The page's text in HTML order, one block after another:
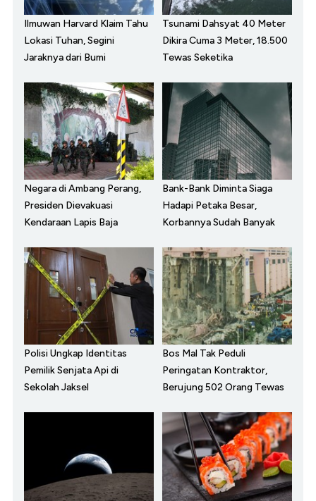
Ilmuwan Harvard Klaim Tahu
Lokasi Tuhan, Segini
Jaraknya dari Bumi
Tsunami Dahsyat 40 Meter
Dikira Cuma 3 Meter, 18.500
Tewas Seketika
Negara di Ambang Perang,
Presiden Dievakuasi
Kendaraan Lapis Baja
Bank-Bank Diminta Siaga
Hadapi Petaka Besar,
Korbannya Sudah Banyak
Polisi Ungkap Identitas
Pemilik Senjata Api di
Sekolah Jaksel
Bos Mal Tak Peduli
Peringatan Kontraktor,
Berujung 502 Orang Tewas